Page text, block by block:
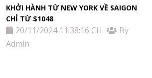
KHỞI HÀNH TỪ NEW YORK VỀ SAIGON
CHỈ TỪ $1048
20/11/2024 11:38:16 CH
By
Admin